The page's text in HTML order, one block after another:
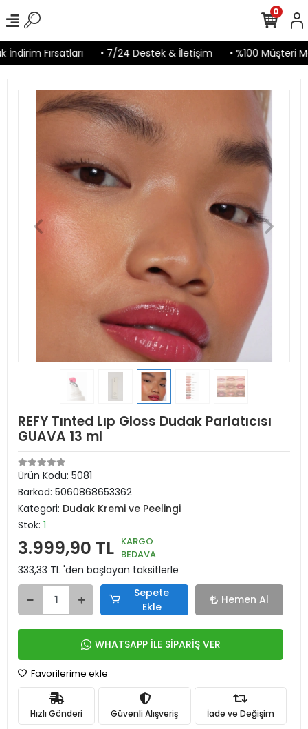
Fırsatları • 7/24 Destek & İletişim • %100 Müşteri
0
REFY Tınted Lıp Gloss Dudak Parlatıcısı
GUAVA 13 ml
Ürün Kodu: 5081
Barkod: 5060868653362
Kategori: Dudak Kremi ve Peelingi
Stok: 1
3.999,90 TL KARGO
BEDAVA
333,33 TL 'den başlayan taksitlerle
Sepete
Ekle
Hemen Al
WHATSAPP İLE SİPARİŞ VER
Favorilerime ekle
Hızlı Gönderi Güvenli Alışveriş İade ve Değişim